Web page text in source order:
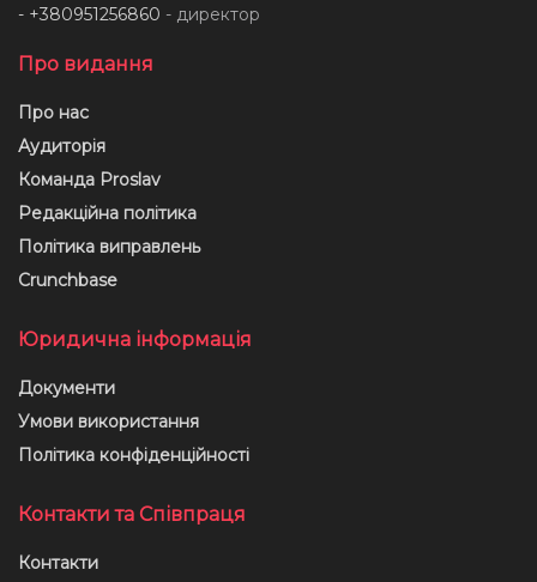
- +380951256860 - директор
Про видання
Про нас
Аудиторія
Команда Proslav
Редакційна політика
Політика виправлень
Crunchbase
Юридична інформація
Документи
Умови використання
Політика конфіденційності
Контакти та Співпраця
Контакти